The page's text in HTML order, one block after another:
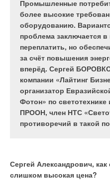
Промышленные
более высокие
оборудованию.
проблема заключается
переплатить, но
за счёт повышения
вперёд. Сергей
компании «Лайтинг
организатор
Фотон» по светотехнике
ПРООН, член НТС
противоречий в такой
Сергей Александрович,
слишком высокая цена?
четырьмя роторами.
Ветроэнергетические
расположенной на песчаной
в Северном море,
диаметры их роторов
«большой», «больше»,
«лучший», когда речь
Исследователи из двух
ветрогенераторов с
высокого разрешения, и
роторами на одном
окружающую среду
признаки надежды на
климатического кризиса
«Первые ласточки»
в возобновляемой
конец росту спроса на нефть
то есть гораздо раньше,
необратимое падение
видов топлива. Ожидается,
компании, делающие ставку
на загрязняющие